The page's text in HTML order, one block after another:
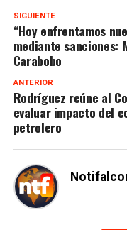
SIGUIENTE
“Hoy enfrentamos
mediante sanciones:
Carabobo
ANTERIOR
Rodríguez reúne al
evaluar impacto del
petrolero